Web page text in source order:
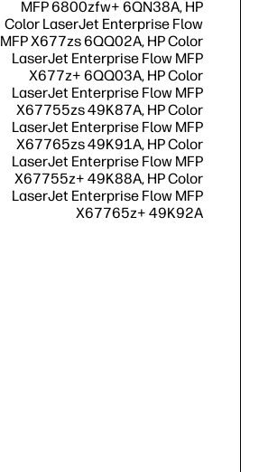
MFP 6800zfw+ 6QN38A, HP
Color LaserJet Enterprise Flow
MFP X677zs 6QQ02A, HP Color
LaserJet Enterprise Flow MFP
X677z+ 6QQ03A, HP Color
LaserJet Enterprise Flow MFP
X67755zs 49K87A, HP Color
LaserJet Enterprise Flow MFP
X67765zs 49K91A, HP Color
LaserJet Enterprise Flow MFP
X67755z+ 49K88A, HP Color
LaserJet Enterprise Flow MFP
‎X67765z‎+ ‎49K92A